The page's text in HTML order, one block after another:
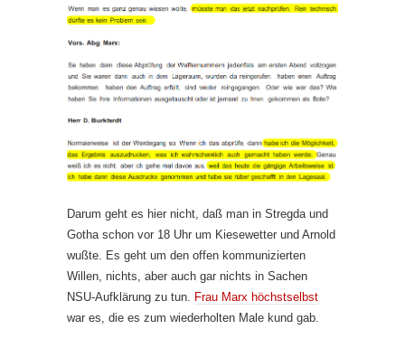
Darum geht es hier nicht, daß man in Stregda und
Gotha schon vor 18 Uhr um Kiesewetter und Arnold
wußte. Es geht um den offen kommunizierten
Willen, nichts, aber auch gar nichts in Sachen
NSU-Aufklärung zu tun. Frau Marx höchstselbst
war es, die es zum wiederholten Male kund gab.